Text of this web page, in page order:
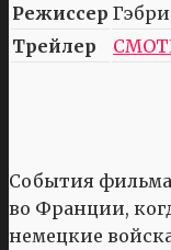
Режиссер
Трейлер
События фильма
во Франции,
немецкие